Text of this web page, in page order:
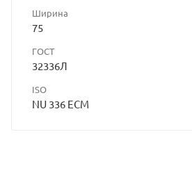
Ширина
75
ГОСТ
32336Л
ISO
NU 336 ECM